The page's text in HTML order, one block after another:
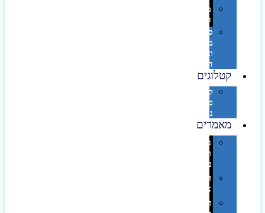
מוצרי
חוף
סביבת
מחשב
וציוד
היקפי
קטלוגים
קטלוג
מוצרי
נייר
מאמרים
גימורים
והשבחות
בדפוס
דפוס
אופסט
דפוס